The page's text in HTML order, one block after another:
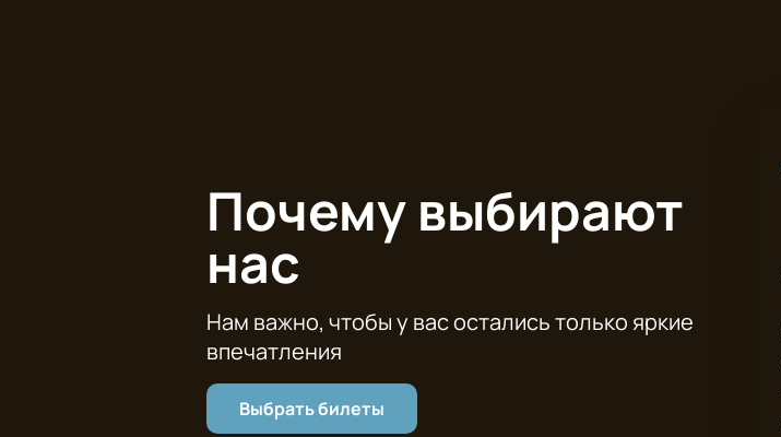
Почему выбирают
нас
Нам важно, чтобы у вас остались только яркие
впечатления
Выбрать билеты